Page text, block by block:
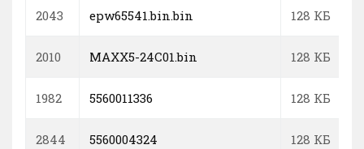
2043 epw65541.bin.bin 128 КБ
2010 MAXX5-24С01.bin 128 КБ
1982 5560011336 128 КБ
2844 5560004324 128 КБ